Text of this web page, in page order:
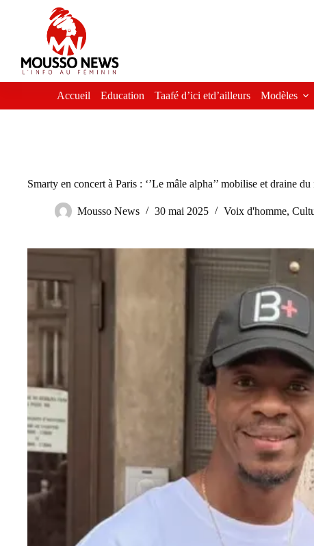
Accueil Education Taafé d’ici etd’ailleurs Modèles
Smarty en concert à Paris : ‘’Le mâle alpha’’ mobilise et draine du
Mousso News 30 mai 2025 Voix d'homme,